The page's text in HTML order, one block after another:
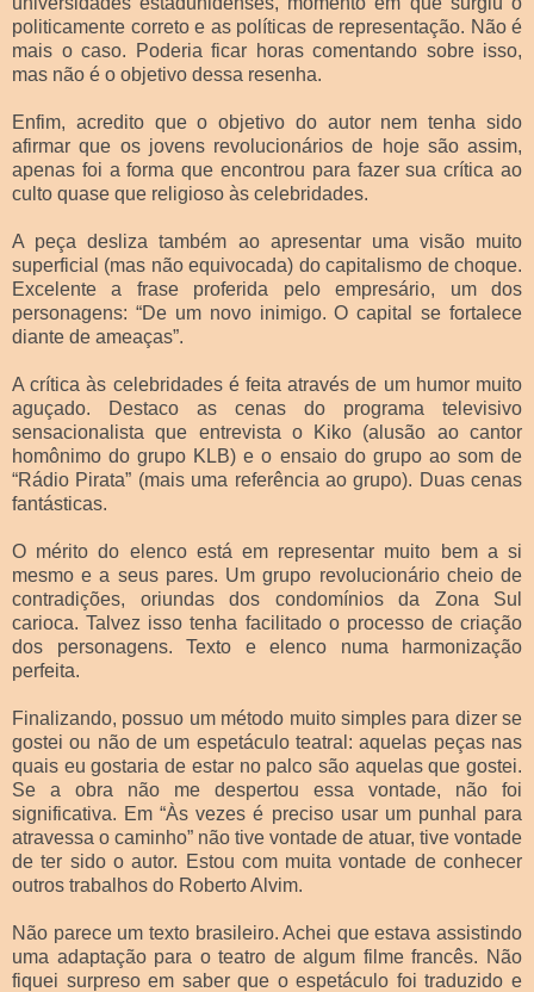
politicamente correto e as políticas de representação. Não é
mais o caso. Poderia ficar horas comentando sobre isso,
mas não é o objetivo dessa resenha.
Enfim, acredito que o objetivo do autor nem tenha sido
afirmar que os jovens revolucionários de hoje são assim,
apenas foi a forma que encontrou para fazer sua crítica ao
culto quase que religioso às celebridades.
A peça desliza também ao apresentar uma visão muito
superficial (mas não equivocada) do capitalismo de choque.
Excelente a frase proferida pelo empresário, um dos
personagens: “De um novo inimigo. O capital se fortalece
diante de ameaças”.
A crítica às celebridades é feita através de um humor muito
aguçado. Destaco as cenas do programa televisivo
sensacionalista que entrevista o Kiko (alusão ao cantor
homônimo do grupo KLB) e o ensaio do grupo ao som de
“Rádio Pirata” (mais uma referência ao grupo). Duas cenas
fantásticas.
O mérito do elenco está em representar muito bem a si
mesmo e a seus pares. Um grupo revolucionário cheio de
contradições, oriundas dos condomínios da Zona Sul
carioca. Talvez isso tenha facilitado o processo de criação
dos personagens. Texto e elenco numa harmonização
perfeita.
Finalizando, possuo um método muito simples para dizer se
gostei ou não de um espetáculo teatral: aquelas peças nas
quais eu gostaria de estar no palco são aquelas que gostei.
Se a obra não me despertou essa vontade, não foi
significativa. Em “Às vezes é preciso usar um punhal para
atravessa o caminho” não tive vontade de atuar, tive vontade
de ter sido o autor. Estou com muita vontade de conhecer
outros trabalhos do Roberto Alvim.
Não parece um texto brasileiro. Achei que estava assistindo
uma adaptação para o teatro de algum filme francês. Não
fiquei surpreso em saber que o espetáculo foi traduzido e